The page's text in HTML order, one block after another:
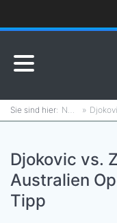
News Djokovic
Djokovic vs.
Australien
Tipp